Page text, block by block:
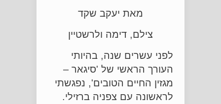
מאת יעקב שקד
צילם, דימה ולרשטיין
לפני עשרים שנה, בהיותי
העורך הראשי של 'סיגאר –
מגזין החיים הטובים', נפגשתי
לראשונה עם צפניה ברזילי.